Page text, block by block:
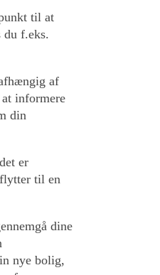
til at
du f.eks.
af
informere
din
er
til en
dine
nye bolig,